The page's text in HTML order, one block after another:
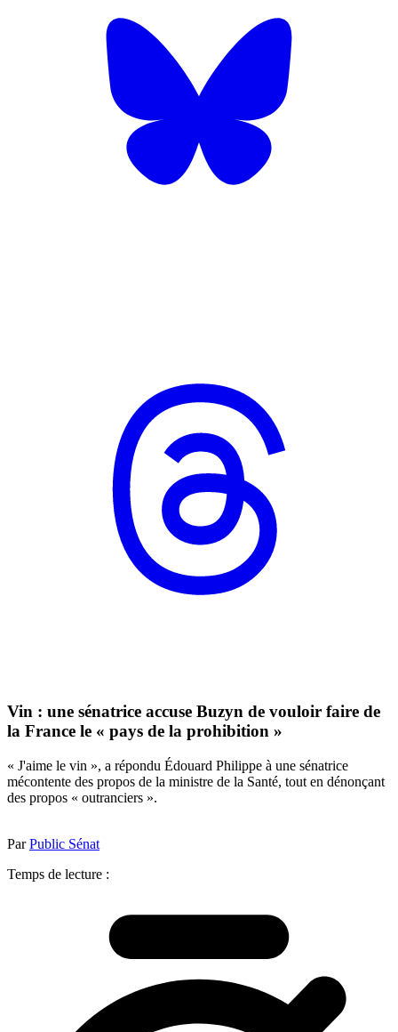
Vin : une sénatrice accuse Buzyn de vouloir faire de
la France le « pays de la prohibition »
« J'aime le vin », a répondu Édouard Philippe à une sénatrice
mécontente des propos de la ministre de la Santé, tout en dénonçant
des propos « outranciers ».
ParPublic Sénat
Temps de lecture :